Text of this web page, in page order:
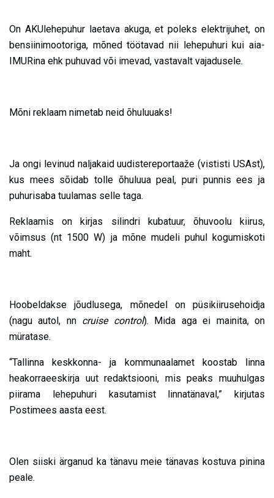
On AKUlehepuhur laetava akuga, et poleks elektrijuhet, on
bensiinimootoriga, mõned töötavad nii lehepuhuri kui aia-
IMURina ehk puhuvad või imevad, vastavalt vajadusele.
Mõni reklaam nimetab neid õhuluuaks!
Ja ongi levinud naljakaid uudistereportaaže (vististi USAst),
kus mees sõidab tolle õhuluua peal, puri punnis ees ja
puhurisaba tuulamas selle taga.
Reklaamis on kirjas silindri kubatuur, õhuvoolu kiirus,
võimsus (nt 1500 W) ja mõne mudeli puhul kogumiskoti
maht.
Hoobeldakse jõudlusega, mõnedel on püsikiirusehoidja
(nagu autol, nn cruise control). Mida aga ei mainita, on
müratase.
“Tallinna keskkonna- ja kommunaalamet koostab linna
heakorraeeskirja uut redaktsiooni, mis peaks muuhulgas
piirama lehepuhuri kasutamist linnatänaval,” kirjutas
Postimees aasta eest.
Olen siiski ärganud ka tänavu meie tänavas kostuva pinina
peale.